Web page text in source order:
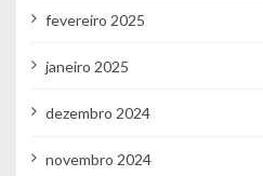
fevereiro 2025
janeiro 2025
dezembro 2024
novembro 2024